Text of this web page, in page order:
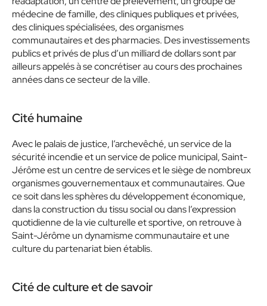
médecine de famille, des cliniques publiques et privées,
des cliniques spécialisées, des organismes
communautaires et des pharmacies. Des investissements
publics et privés de plus d’un milliard de dollars sont par
ailleurs appelés à se concrétiser au cours des prochaines
années dans ce secteur de la ville.
Cité humaine
Avec le palais de justice, l’archevêché, un service de la
sécurité incendie et un service de police municipal, Saint-
Jérôme est un centre de services et le siège de nombreux
organismes gouvernementaux et communautaires. Que
ce soit dans les sphères du développement économique,
dans la construction du tissu social ou dans l’expression
quotidienne de la vie culturelle et sportive, on retrouve à
Saint-Jérôme un dynamisme communautaire et une
culture du partenariat bien établis.
Cité de culture et de savoir